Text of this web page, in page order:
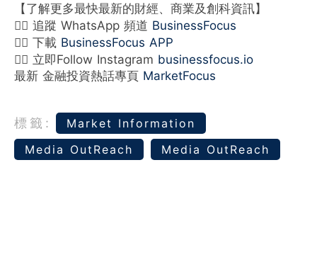
【了解更多最快最新的財經、商業及創科資訊】
👉🏻 追蹤 WhatsApp 頻道 BusinessFocus
👉🏻 下載 BusinessFocus APP
👉🏻 立即Follow Instagram businessfocus.io
最新 金融投資熱話專頁 MarketFocus
標籤:
Market Information
Media OutReach
Media OutReach